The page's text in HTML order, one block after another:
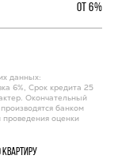
ОТ 6%
данных:
6%, Срок кредита 25
Окончательный
банком
проведения оценки
квартиру